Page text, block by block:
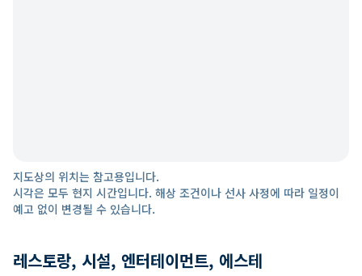
지도상의 위치는 참고용입니다.
시각은 모두 현지 시간입니다. 해상 조건이나 선사 사정에 따라 일정이
예고 없이 변경될 수 있습니다.
레스토랑, 시설, 엔터테이먼트, 에스테